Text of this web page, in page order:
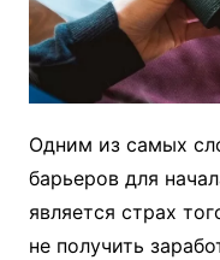
Одним из самых
барьеров для
является страх
не получить